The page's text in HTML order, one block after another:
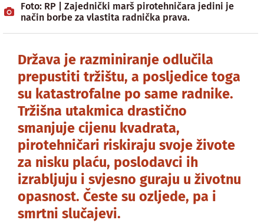
Foto: RP | Zajednički marš pirotehničara jedini je
način borbe za vlastita radnička prava.
Država je razminiranje odlučila
prepustiti tržištu, a posljedice toga
su katastrofalne po same radnike.
Tržišna utakmica drastično
smanjuje cijenu kvadrata,
pirotehničari riskiraju svoje živote
za nisku plaću, poslodavci ih
izrabljuju i svjesno guraju u životnu
opasnost. Česte su ozljede, pa i
smrtni slučajevi.